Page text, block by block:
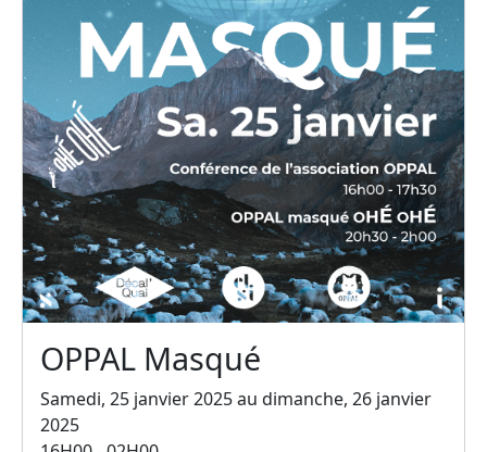
OPPAL Masqué
Samedi, 25 janvier 2025 au dimanche, 26 janvier
2025